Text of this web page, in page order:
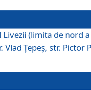
(limita de nord
Ţepeş, str.